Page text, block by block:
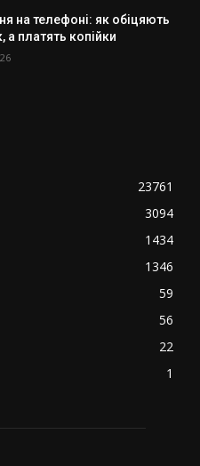
на телефоні: як обіцяють
а платять копійки
23761
3094
1434
1346
59
56
22
1